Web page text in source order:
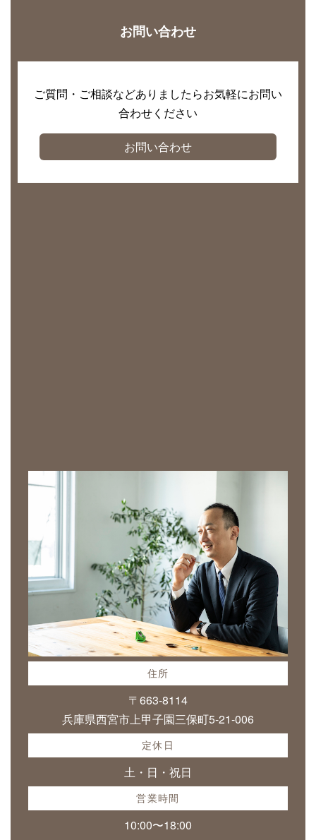
お問い合わせ
ご質問・ご相談などありましたらお気軽にお問い
合わせください
お問い合わせ
住所
〒663-8114
兵庫県西宮市上甲子園三保町5-21-006
定休日
土・日・祝日
営業時間
10:00〜18:00